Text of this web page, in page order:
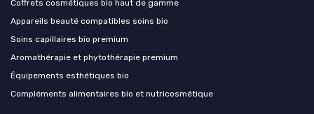
Coffrets cosmétiques bio haut de gamme
Appareils beauté compatibles soins bio
Soins capillaires bio premium
Aromathérapie et phytothérapie premium
Équipements esthétiques bio
Compléments alimentaires bio et nutricosmétique